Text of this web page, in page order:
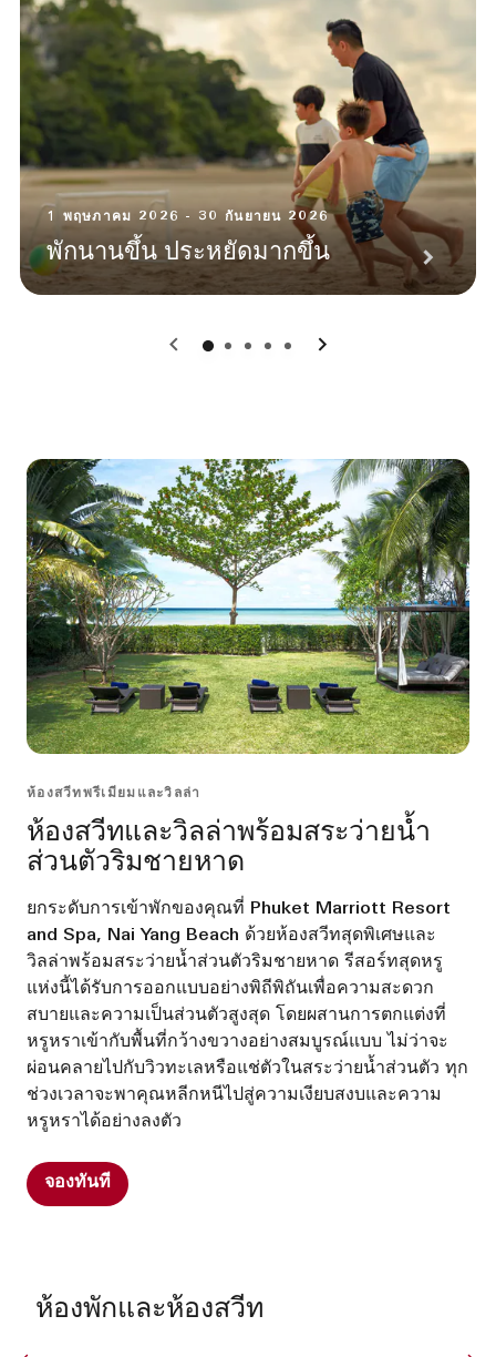
1 พฤษภาคม 2026 - 30 กันยายน 2026
พักนานขึ้น ประหยัดมากขึ้น
0 1 2 3 4
ห้องสวีทพรีเมียมและวิลล่า
ห้องสวีทและวิลล่าพร้อมสระว่ายน้ำ
ส่วนตัวริมชายหาด
ยกระดับการเข้าพักของคุณที่ Phuket Marriott Resort
and Spa, Nai Yang Beach ด้วยห้องสวีทสุดพิเศษและ
วิลล่าพร้อมสระว่ายน้ำส่วนตัวริมชายหาด รีสอร์ทสุดหรู
แห่งนี้ได้รับการออกแบบอย่างพิถีพิถันเพื่อความสะดวก
สบายและความเป็นส่วนตัวสูงสุด โดยผสานการตกแต่งที่
หรูหราเข้ากับพื้นที่กว้างขวางอย่างสมบูรณ์แบบ ไม่ว่าจะ
ผ่อนคลายไปกับวิวทะเลหรือแช่ตัวในสระว่ายน้ำส่วนตัว ทุก
ช่วงเวลาจะพาคุณหลีกหนีไปสู่ความเงียบสงบและความ
หรูหราได้อย่างลงตัว
จองทันที
ห้องพักและห้องสวีท